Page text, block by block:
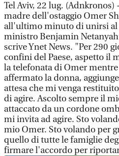
Tel Aviv, 22 lug. (Adnkronos)
madre dell'ostaggio Omer
all'ultimo minuto di unirsi al
ministro Benjamin
scrive Ynet News. "Per 290
confini del Paese, aspetto il
la telefonata di Omer
affermato la donna,
attesa che mi venga
di agire. Ascolto sempre il
attaccato da un cordone
mi invita ad agire. Sto
mio Omer. Sto volando per
quello di tutte le famiglie
firmare l'accordo per